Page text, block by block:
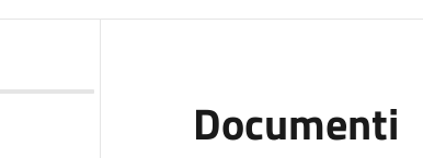
Documenti